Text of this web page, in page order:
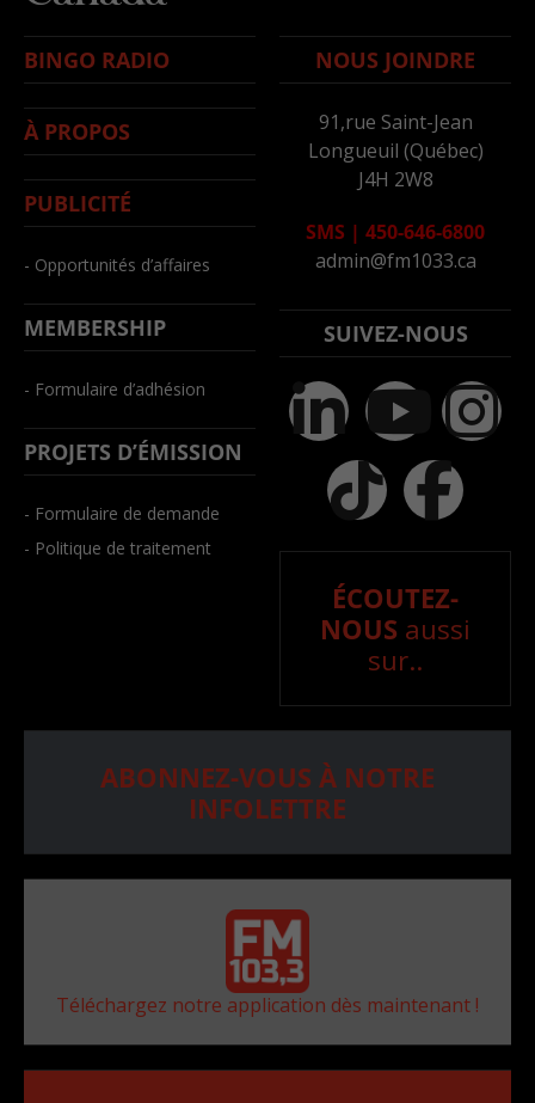
BINGO RADIO
À PROPOS
PUBLICITÉ
- Opportunités d’affaires
MEMBERSHIP
- Formulaire d’adhésion
PROJETS D’ÉMISSION
- Formulaire de demande
- Politique de traitement
NOUS JOINDRE
91,rue Saint-Jean
Longueuil (Québec)
J4H 2W8
SMS | 450-646-6800
admin@fm1033.ca
SUIVEZ-NOUS
ÉCOUTEZ-
NOUS aussi
sur..
ABONNEZ-VOUS À NOTRE
INFOLETTRE
Téléchargez notre application dès maintenant !